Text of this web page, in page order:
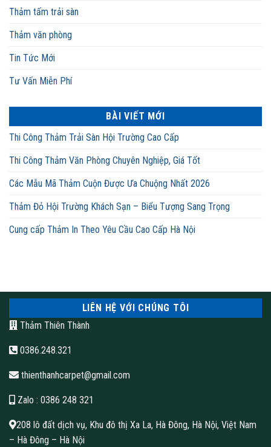
Thảm tấm trải sàn
Thảm văn phòng
Tin Tức Mới
Tư Vấn Miễn Phí
BÀI VIẾT MỚI
Thi Công Thảm Trải Sàn Hội Trường Cao Cấp
Thi Công Thảm Văn Phòng Chuyên Nghiệp, Giá Tốt
Các Mẫu Mã Thảm Cuộn Được Ưa Chuộng Nhất 2026
Thảm Đỏ Hội Trường Khách Sạn – Biểu Tượng Sang Trọng
Cung cấp Thảm In Theo Yêu Cầu Cao Cấp Hà Nội
LIÊN HỆ VỚI CHÚNG TÔI
Thảm Thiên Thành
0386.248.321
thienthanhcarpet@gmail.com
Zalo : 0386 248 321
208 lô đất dịch vụ, Khu đô thị Xa La, Hà Đông, Hà Nội, Việt Nam
– Hà Đông – Hà Nội